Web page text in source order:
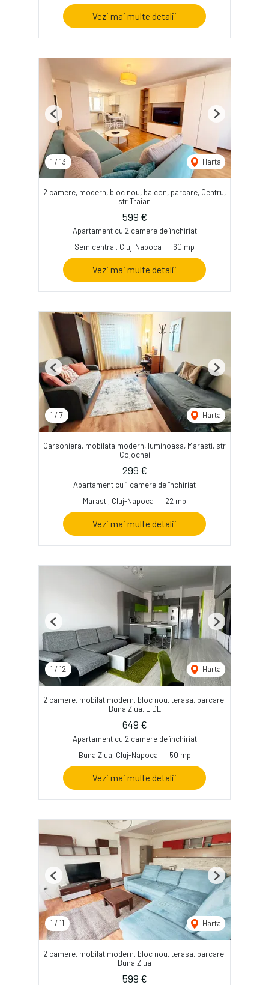
Vezi mai multe detalii
1 / 13 Harta
Previous Next
2 camere, modern, bloc nou, balcon, parcare, Centru,
str Traian
599 €
Apartament cu 2 camere de închiriat
Semicentral, Cluj-Napoca
60 mp
Vezi mai multe detalii
1 / 7 Harta
Previous Next
Garsoniera, mobilata modern, luminoasa, Marasti, str
Cojocnei
299 €
Apartament cu 1 camere de închiriat
Marasti, Cluj-Napoca
22 mp
Vezi mai multe detalii
1 / 12 Harta
Previous Next
2 camere, mobilat modern, bloc nou, terasa, parcare,
Buna Ziua, LIDL
649 €
Apartament cu 2 camere de închiriat
Buna Ziua, Cluj-Napoca
50 mp
Vezi mai multe detalii
1 / 11 Harta
Previous Next
2 camere, mobilat modern, bloc nou, terasa, parcare,
Buna Ziua
599 €